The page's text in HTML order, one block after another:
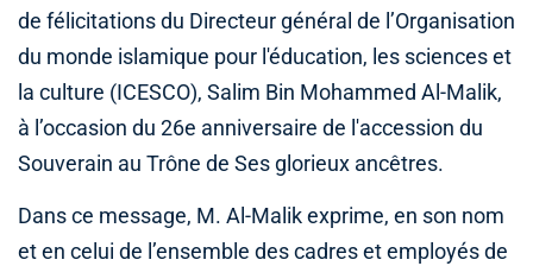
de félicitations du Directeur général de l’Organisation
du monde islamique pour l'éducation, les sciences et
la culture (ICESCO), Salim Bin Mohammed Al-Malik,
à l’occasion du 26e anniversaire de l'accession du
Souverain au Trône de Ses glorieux ancêtres.
Dans ce message, M. Al-Malik exprime, en son nom
et en celui de l’ensemble des cadres et employés de